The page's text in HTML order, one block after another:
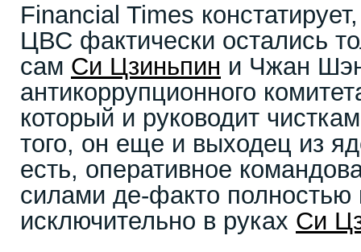
Financial Times
ЦВС фактически остались
сам Си Цзиньпин и Чжан
антикоррупционного
который и руководит
того, он еще и выходец из
есть, оперативное
силами де-факто полностью
исключительно в руках Си